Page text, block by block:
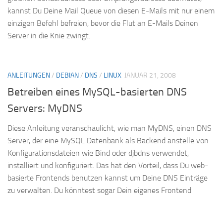
kannst Du Deine Mail Queue von diesen E-Mails mit nur einem
einzigen Befehl befreien, bevor die Flut an E-Mails Deinen
Server in die Knie zwingt.
ANLEITUNGEN/ DEBIAN/ DNS / LINUX JANUAR 21, 2008
Betreiben eines MySQL-basierten DNS
Servers: MyDNS
Diese Anleitung veranschaulicht, wie man MyDNS, einen DNS
Server, der eine MySQL Datenbank als Backend anstelle von
Konfigurationsdateien wie Bind oder djbdns verwendet,
installiert und konfiguriert. Das hat den Vorteil, dass Du web-
basierte Frontends benutzen kannst um Deine DNS Einträge
zu verwalten. Du könntest sogar Dein eigenes Frontend